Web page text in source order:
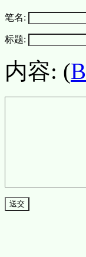
笔名:
标题:
内容: (